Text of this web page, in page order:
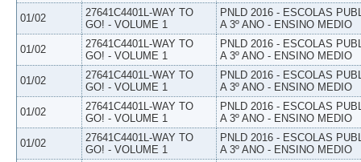
01/02
27641C4401L-WAY TO
GO! - VOLUME 1
PNLD 2016 - ESCOLAS
A 3º ANO - ENSINO MEDIO
01/02
27641C4401L-WAY TO
GO! - VOLUME 1
PNLD 2016 - ESCOLAS
A 3º ANO - ENSINO MEDIO
01/02
27641C4401L-WAY TO
GO! - VOLUME 1
PNLD 2016 - ESCOLAS
A 3º ANO - ENSINO MEDIO
01/02
27641C4401L-WAY TO
GO! - VOLUME 1
PNLD 2016 - ESCOLAS
A 3º ANO - ENSINO MEDIO
01/02
27641C4401L-WAY TO
GO! - VOLUME 1
PNLD 2016 - ESCOLAS
A 3º ANO - ENSINO MEDIO